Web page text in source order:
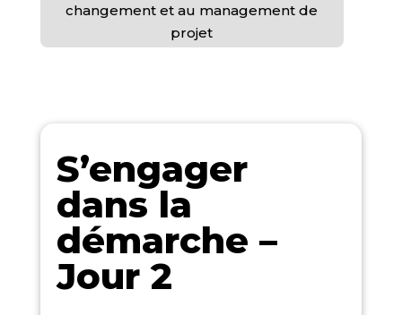
changement et au management de
projet
S’engager
dans la
démarche –
Jour 2